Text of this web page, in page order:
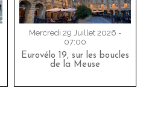
Mercredi 29 Juillet 2026 -
07:00
Eurovélo 19, sur les boucles
de la Meuse